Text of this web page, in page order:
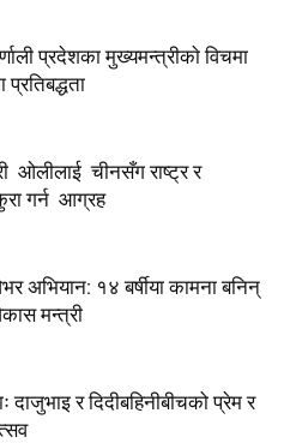
प्रदेशका मुख्यमन्त्रीकाे विचमा
ओलीलाई चीनसँग राष्ट्र र
गर्न आग्रह
अभियान: १४ बर्षीया कामना बनिन्
मन्त्री
दाजुभाइ र दिदीबहिनीबीचको प्रेम र